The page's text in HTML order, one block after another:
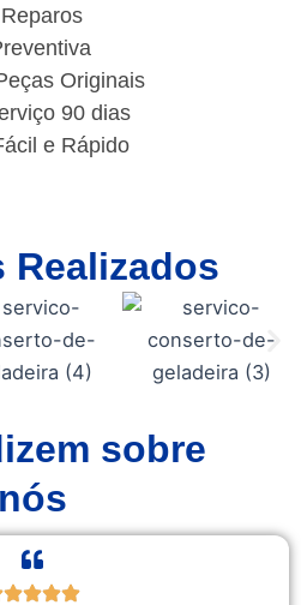
Originais
90 dias
e Rápido
Realizados
sobre
nós